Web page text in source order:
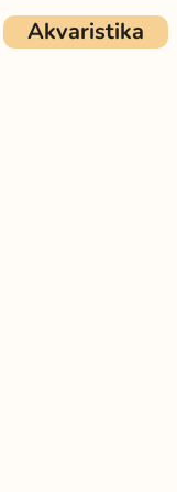
Akvaristika